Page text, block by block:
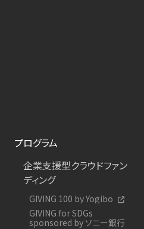
プログラム
企業支援型クラウドファン
ディング
GIVING 100 by Yogibo
GIVING for SDGs
sponsored by ソニー銀行